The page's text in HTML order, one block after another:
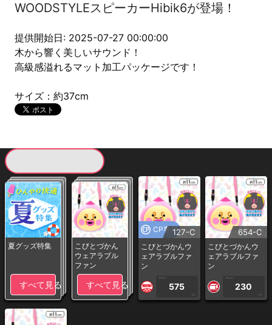
WOODSTYLEスピーカーHibik6が登場！
提供開始日: 2025-07-27 00:00:00
木から響く美しいサウンド！
高級感溢れるマット加工パッケージです！
サイズ：約37cm
夏グッズ特集
すべて見る
こびとづかん
ウェアラブル
ファン
すべて見る
CP専用127-C
こびとづかんウ
ェアラブルファ
ン
1PLAY
575
CP
654-C
こびとづかんウ
ェアラブルファ
ン
1PLAY
230
CP